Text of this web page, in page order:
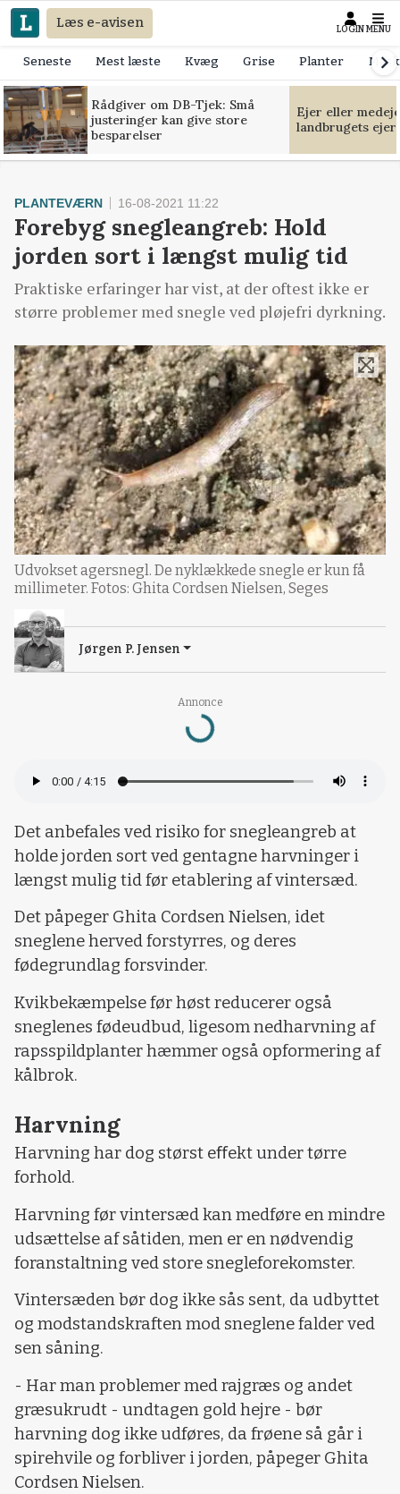
Læs e-avisen LOGIN MENU
Seneste Mest læste Kvæg Grise Planter
Rådgiver om DB-Tjek: Små
justeringer kan give store
besparelser
Ejer eller
landbrugets
Annonce
Loading...
PLANTEVÆRN 16-08-2021 11:22
Forebyg snegleangreb: Hold
jorden sort i længst mulig tid
Praktiske erfaringer har vist, at der oftest ikke er
større problemer med snegle ved pløjefri dyrkning.
Udvokset agersnegl. De nyklækkede snegle er kun få
millimeter. Fotos: Ghita Cordsen Nielsen, Seges
Jørgen P. Jensen
Det anbefales ved risiko for snegleangreb at
holde jorden sort ved gentagne harvninger i
længst mulig tid før etablering af vintersæd.
Det påpeger Ghita Cordsen Nielsen, idet
sneglene herved forstyrres, og deres
fødegrundlag forsvinder.
Kvikbekæmpelse før høst reducerer også
sneglenes fødeudbud, ligesom nedharvning af
rapsspildplanter hæmmer også opformering af
kålbrok.
Harvning
Harvning har dog størst eﬀekt under tørre
forhold.
Harvning før vintersæd kan medføre en mindre
udsættelse af såtiden, men er en nødvendig
foranstaltning ved store snegleforekomster.
Vintersæden bør dog ikke sås sent, da udbyttet
og modstandskraften mod sneglene falder ved
sen såning.
- Har man problemer med rajgræs og andet
græsukrudt - undtagen gold hejre - bør
harvning dog ikke udføres, da frøene så går i
spirehvile og forbliver i jorden, påpeger Ghita
Cordsen Nielsen.